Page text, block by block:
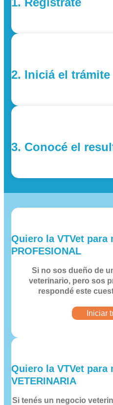
2. Iniciá el trámite
3. Conocé el
Quiero la VTVet para
PROFESIONAL
Si no sos dueño de
veterinario, pero sos
respondé este
Iniciar
Quiero la VTVet para
VETERINARIA
Si tenés un negocio